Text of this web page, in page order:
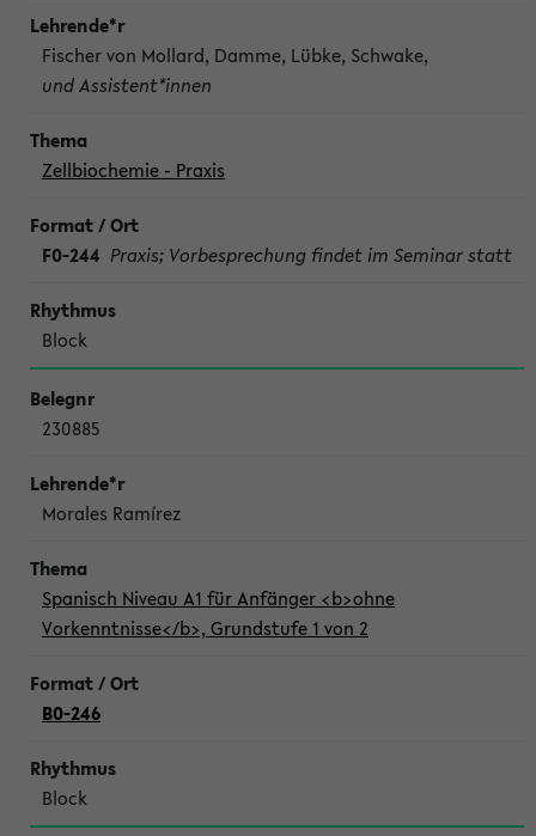
Fischer von Mollard, Damme, Lübke, Schwake,
und Assistent*innen
Zellbiochemie - Praxis
F0-244 Praxis; Vorbesprechung findet im Seminar statt
Block
230885
Morales Ramírez
Spanisch Niveau A1 für Anfänger <b>ohne
Vorkenntnisse</b>, Grundstufe 1 von 2
B0-246
Block